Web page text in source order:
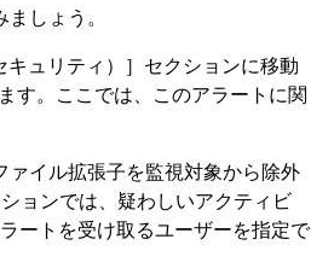
しょう。
ュリティ）］セクションに移動
す。ここでは、このアラートに関
イル拡張子を監視対象から除外
ョンでは、疑わしいアクティビ
ートを受け取るユーザーを指定で